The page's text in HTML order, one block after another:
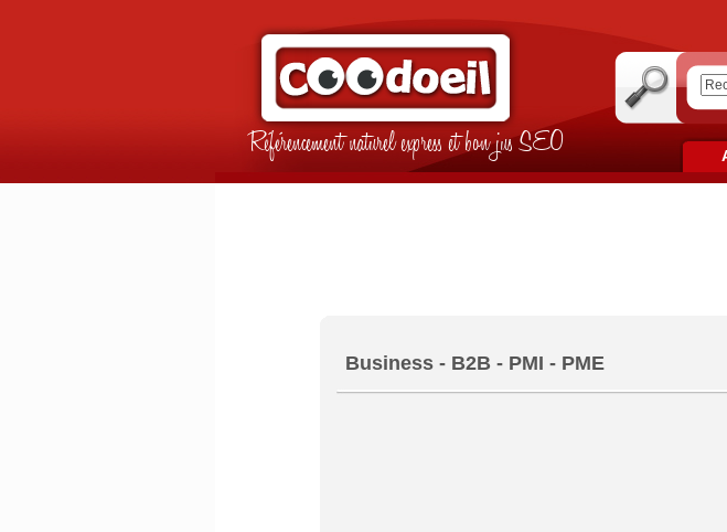
Référencement naturel express et bon jus SEO
Business - B2B - PMI - PME